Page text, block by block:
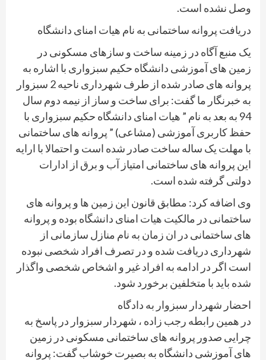
وصل نشده است.
دریافت پروانه ساختمانی به نام هیات امنای دانشگاه
یک منبع آگاه در زمینه ساخت و سازهای مسکونی در
زمین های آموزشی دانشگاه حکیم سبزواری با اشاره به
پروانه های صادر شده از طرف شهرداری ناحیه 2 سبزوار
به خبرنگار ما گفت: برای ساخت و ساز از نیمه دوم سال
94 به بعد به نام ” هیات امنای دانشگاه حکیم سبزواری با
حفظ کاربری آموزشی (مشاعی) ” پروانه های ساختمانی
با مهلت یک ساله ساخت صادر شده است و احتمالا با ارایه
این پروانه های ساختمانی امتیاز آب و برق از ادارات
دولتی گرفته شده است.
وی اضافه کرد: مطابق قانون این زمین ها و پروانه های
ساختمانی در مالکیت هیات امنای دانشگاه بوده و پروانه
های ساختمانی در ان زمان به نام منازل سازمانی از
شهرداری دریافت شده و در تصرف افراد شخصی نبوده
است اگر در ادامه به افراد غیر و اشخاص شخصی واگذار
شده باید با متخلفین برخورد شود.
احضار شهردار سبزوار به دادگاه
در همین رابطه رجب زاده ، شهردار سبزوار در پاسخ به
چرایی صدور پروانه های ساختمانی مسکونی در زمین
های آموزشی دانشگاه به بصیرت خوشاب گفت: پروانه